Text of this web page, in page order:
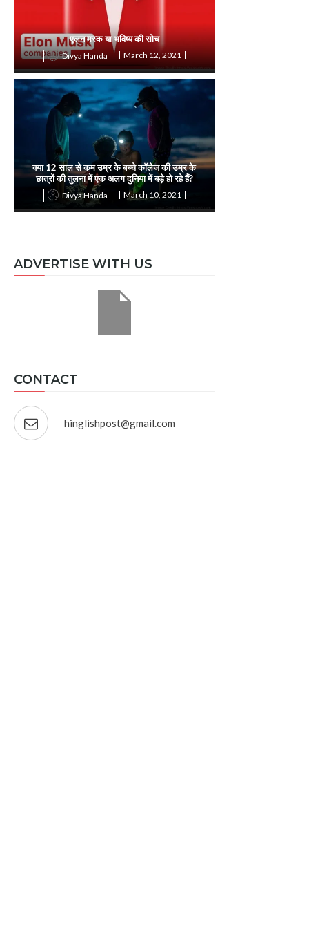
एलन मस्क या भविष्य की सोच
Divya Handa March 12, 2021
क्या 12 साल से कम उम्र के बच्चे कॉलेज की उम्र के
छात्रों की तुलना में एक अलग दुनिया में बड़े हो रहे हैं?
Divya Handa March 10, 2021
ADVERTISE WITH US
CONTACT
hinglishpost@gmail.com